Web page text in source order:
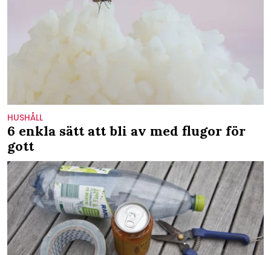
HUSHÅLL
6 enkla sätt att bli av med flugor för
gott